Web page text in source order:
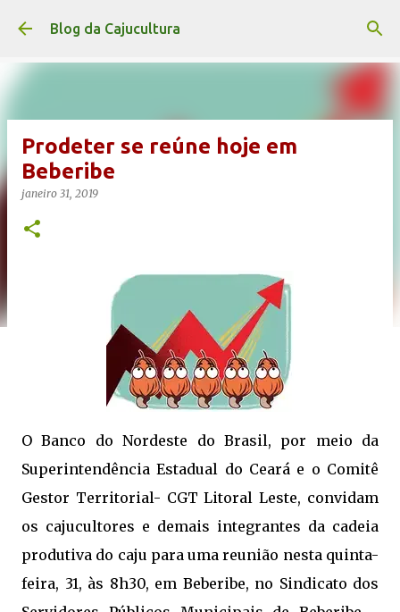
Pular para o conteúdo principal
Blog da Cajucultura
Prodeter se reúne hoje em
Beberibe
janeiro 31, 2019
O Banco do Nordeste do Brasil, por meio da
Superintendência Estadual do Ceará e o Comitê
Gestor Territorial- CGT Litoral Leste, convidam
os cajucultores e demais integrantes da cadeia
produtiva do caju para uma reunião nesta quinta-
feira, 31, às 8h30, em Beberibe, no Sindicato dos